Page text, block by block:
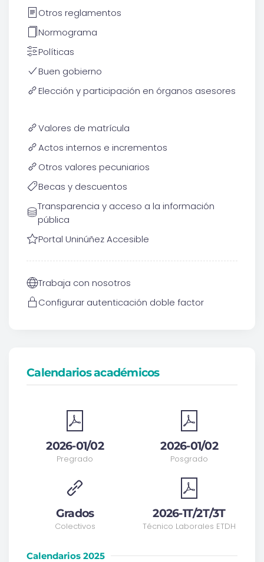
Otros reglamentos
Normograma
Políticas
Buen gobierno
Elección y participación en órganos asesores
Valores de matrícula
Actos internos e incrementos
Otros valores pecuniarios
Becas y descuentos
Transparencia y acceso a la información
pública
Portal Uninúñez Accesible
Trabaja con nosotros
Configurar autenticación doble factor
Calendarios académicos
2026-01/02
Pregrado
Grados
Colectivos
2026-01/02
Posgrado
2026-1T/2T/3T
Técnico Laborales ETDH
Calendarios 2025